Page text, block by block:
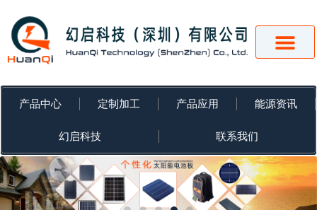
容
产品中心 定制加工 产品应用 能源资讯
幻启科技 联系我们